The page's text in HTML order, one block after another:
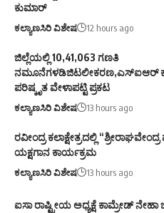
ಕುಮಾರ್
ಕಲ್ಯಾಣಸಿರಿ ವಿಶೇಷ 12 hours ago
ಜಿಲ್ಲೆಯಲ್ಲಿ 10,41,063 ಗಣತಿ
ನಮೂನೆಗಳಡಿಜಿಟಲೀಕರಣ,ಎಸ್ಐಆರ್
ಪರಿಷ್ಕೃತ ವೇಳಾಪಟ್ಟಿ ಪ್ರಕಟ
ಕಲ್ಯಾಣಸಿರಿ ವಿಶೇಷ 13 hours ago
ರವೀಂದ್ರ ಕಲಾಕ್ಷೇತ್ರದಲ್ಲಿ
ಯಕ್ಷಗಾನ ಕಾರ್ಯಕ್ರಮ
ಕಲ್ಯಾಣಸಿರಿ ವಿಶೇಷ 13 hours ago
ಐಸಾ ರಾಷ್ಟ್ರೀಯ ಅಧ್ಯಕ್ಷೆ ಕಾಮ್ರೇಡ್